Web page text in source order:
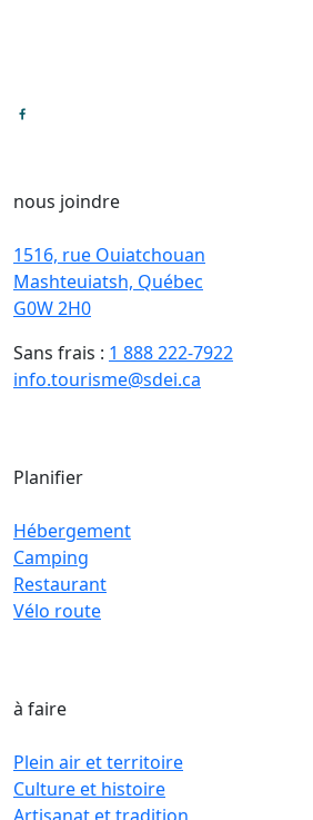
nous joindre
1516, rue Ouiatchouan
Mashteuiatsh, Québec
G0W 2H0
Sans frais : 1 888 222-7922
info.tourisme@sdei.ca
Planifier
Hébergement
Camping
Restaurant
Vélo route
à faire
Plein air et territoire
Culture et histoire